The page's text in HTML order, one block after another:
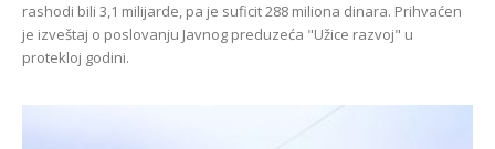
rashodi bili 3,1 milijarde, pa je suficit 288 miliona dinara. Prihvaćen
je izveštaj o poslovanju Javnog preduzeća "Užice razvoj" u
protekloj godini.